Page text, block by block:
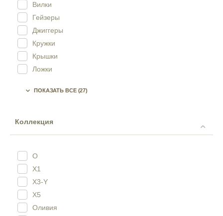
Вилки
Гейзеры
Джиггеры
Кружки
Крышки
Ложки
Мармиты
Мини-сковородки
Миски
Подставки для мармита
Половники
Стаканы
Стейнеры
Термокувшины
 ПОКАЗАТЬ ВСЕ(27)
Коллекция
O
X1
X3-Y
X5
Оливия